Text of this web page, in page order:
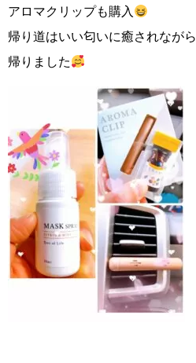
アロマクリップも購入
帰り道はいい匂いに癒されながら
帰りました